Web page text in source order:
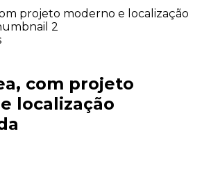
com projeto
localização